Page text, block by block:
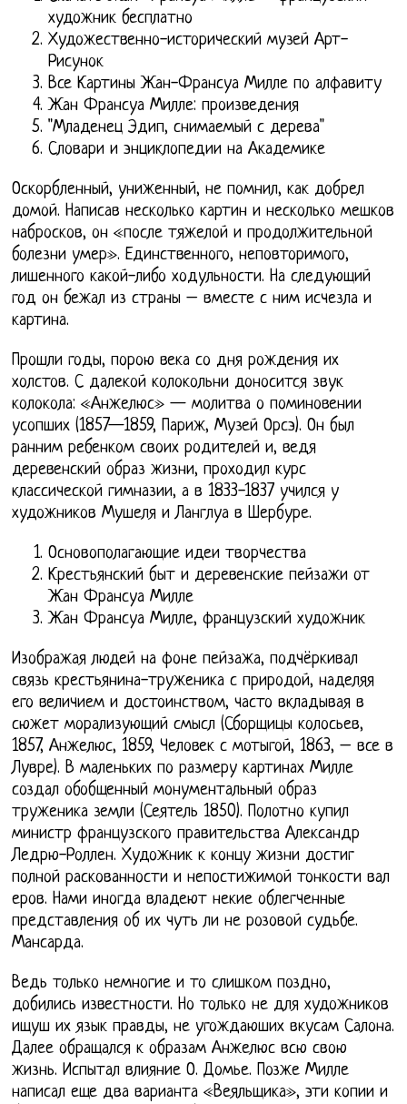
художник бесплатно
Художественно-исторический музей Арт-
Рисунок
Все Картины Жан-Франсуа Милле по алфавиту
Жан Франсуа Милле: произведения
"Младенец Эдип, снимаемый с дерева"
Словари и энциклопедии на Академике
Оскорбленный, униженный, не помнил, как добрел
домой. Написав несколько картин и несколько мешков
набросков, он «после тяжелой и продолжительной
болезни умер». Единственного, неповторимого,
лишенного какой-либо ходульности. На следующий
год он бежал из страны – вместе с ним исчезла и
картина.
Прошли годы, порою века со дня рождения их
холстов. С далекой колокольни доносится звук
колокола: «Анжелюс» — молитва о поминовении
усопших (1857—1859, Париж, Музей Орсэ). Он был
ранним ребенком своих родителей и, ведя
деревенский образ жизни, проходил курс
классической гимназии, а в 1833-1837 учился у
художников Мушеля и Ланглуа в Шербуре.
Основополагающие идеи творчества
Крестьянский быт и деревенские пейзажи от
Жан Франсуа Милле
Жан Франсуа Милле, французский художник
Изображая людей на фоне пейзажа, подчёркивал
связь крестьянина-труженика с природой, наделяя
его величием и достоинством, часто вкладывая в
сюжет морализующий смысл (Сборщицы колосьев,
1857, Анжелюс, 1859, Человек с мотыгой, 1863, – все в
Лувре). В маленьких по размеру картинах Милле
создал обобщенный монументальный образ
труженика земли (Сеятель 1850). Полотно купил
министр французского правительства Александр
Ледрю-Роллен. Художник к концу жизни достиг
полной раскованности и непостижимой тонкости вал
еров. Нами иногда владеют некие облегченные
представления об их чуть ли не розовой судьбе.
Мансарда.
Ведь только немногие и то слишком поздно,
добились известности. Но только не для художников
ищуш их язык правды, не угождаюших вкусам Салона.
Далее обращался к образам Анжелюс всю свою
жизнь. Испытал влияние О. Домье. Позже Милле
написал еще два варианта «Веяльщика», эти копии и